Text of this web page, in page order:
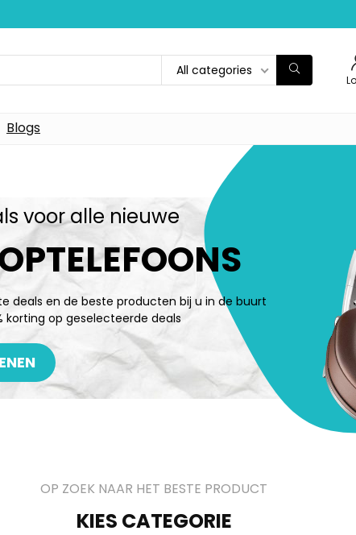
All categories
Blogs
voor alle nieuwe
deals en de beste producten bij u in de buurt
korting op geselecteerde deals
OP ZOEK NAAR HET BESTE PRODUCT
KIES CATEGORIE